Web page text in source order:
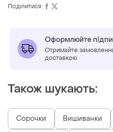
Поділитися:
Оформлюйте
Отримайте
доставкою
Також шукають:
Сорочки Вишиванки